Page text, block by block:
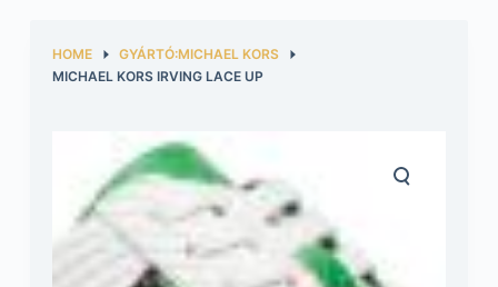
HOME
GYÁRTÓ:MICHAEL KORS
MICHAEL KORS IRVING LACE UP